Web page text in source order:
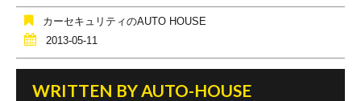
o
o
k
カーセキュリティのAUTO HOUSE
2013-05-11
WRITTEN BY AUTO-HOUSE